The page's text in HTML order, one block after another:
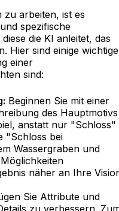
zu arbeiten, ist es
spezifische
die KI anleitet, das
Hier sind einige wichtige
einer
sind:
Beginnen Sie mit einer
des Hauptmotivs
anstatt nur "Schloss"
"Schloss bei
Wassergraben und
näher an Ihre
Sie Attribute und
zu verbessern.